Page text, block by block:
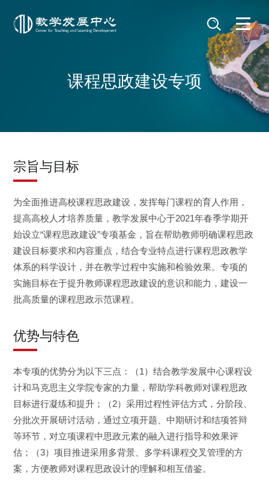
课程思政建设专项
宗旨与目标
为全面推进高校课程思政建设，发挥每门课程的育人作用，
提高高校人才培养质量，教学发展中心于2021年春季学期开
始设立“课程思政建设”专项基金，旨在帮助教师明确课程思政
建设目标要求和内容重点，结合专业特点进行课程思政教学
体系的科学设计，并在教学过程中实施和检验效果。专项的
实施目标在于提升教师课程思政建设的意识和能力，建设一
批高质量的课程思政示范课程。
优势与特色
本专项的优势分为以下三点：（1）结合教学发展中心课程设
计和马克思主义学院专家的力量，帮助学科教师对课程思政
目标进行凝练和提升；（2）采用过程性评估方式，分阶段、
分批次开展研讨活动，通过立项开题、中期研讨和结项答辩
等环节，对立项课程中思政元素的融入进行指导和效果评
估；（3）项目推进采用多背景、多学科课程交叉管理的方
案，方便教师对课程思政设计的理解和相互借鉴。